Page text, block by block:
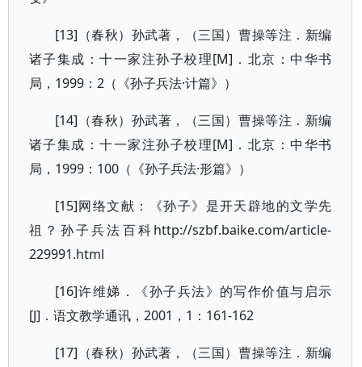
[13]（春秋）孙武著，（三国）曹操等注．新编
诸子集成：十一家注孙子校理[M]．北京：中华书
局，1999：2（《孙子兵法·计篇》）
[14]（春秋）孙武著，（三国）曹操等注．新编
诸子集成：十一家注孙子校理[M]．北京：中华书
局，1999：100（《孙子兵法·形篇》）
[15]网络文献：《孙子》是开天辟地的文学先
祖？孙子兵法百科http://szbf.baike.com/article-
229991.html
[16]许维娣．《孙子兵法》的写作价值与启示
[J]．语文教学通讯，2001，1：161-162
[17]（春秋）孙武著，（三国）曹操等注．新编